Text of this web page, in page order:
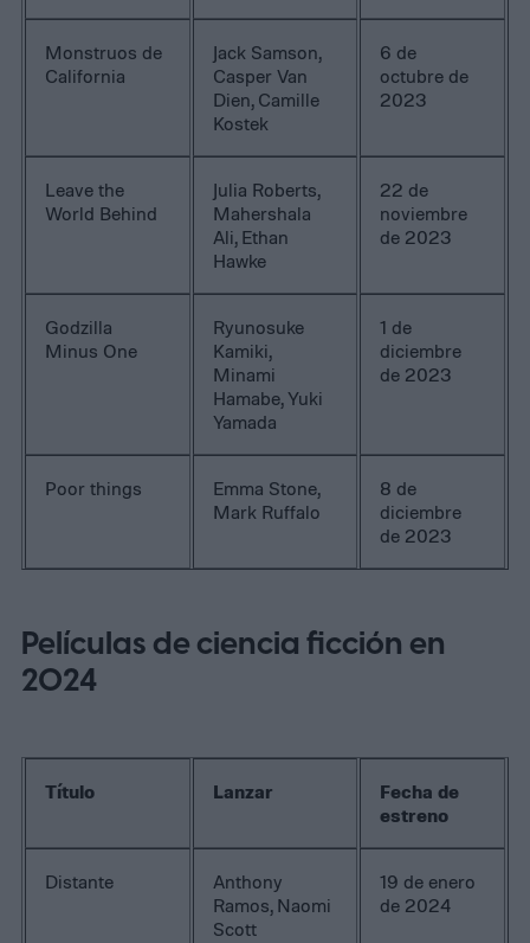
Monstruos de
California
Jack Samson,
Casper Van
Dien, Camille
Kostek
6 de
octubre de
2023
Leave the
World Behind
Julia Roberts,
Mahershala
Ali, Ethan
Hawke
22 de
noviembre
de 2023
Godzilla
Minus One
Ryunosuke
Kamiki,
Minami
Hamabe, Yuki
Yamada
1 de
diciembre
de 2023
Poor things
Emma Stone,
Mark Ruffalo
8 de
diciembre
de 2023
Películas de ciencia ficción en
2024
Título Lanzar
Fecha de
estreno
Distante
Anthony
Ramos, Naomi
Scott
19 de enero
de 2024